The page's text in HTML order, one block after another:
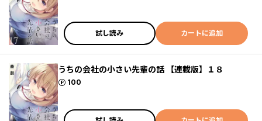
試し読み カートに追加
うちの会社の小さい先輩の話 【連載版】１８
100
ポイント